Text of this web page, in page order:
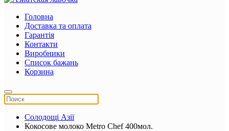
Головна
Доставка та оплата
Гарантія
Контакти
Виробники
Список бажань
Корзина
Солодощі Азії
Кокосове молоко Metro Chef 400мол.